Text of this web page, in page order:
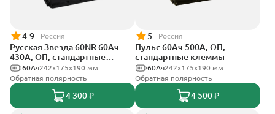
4.9 Россия
Русская Звезда 60NR 60Ач
430А, ОП, стандартные
клеммы242x175x190 мм
60Ач
Обратная полярность
4 300 ₽
5 Россия
Пульс 60Ач 500А, ОП,
стандартные клеммы
242x175x190 мм
60Ач
Обратная полярность
4 500 ₽